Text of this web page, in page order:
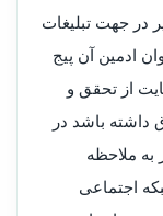
در جهت تبلیغات
ادمین آن پیج
از تحقق و
داشته باشد در
به ملاحظه
اجتماعی